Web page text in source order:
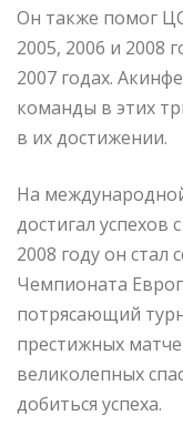
Он также помог
2005, 2006 и 2008
2007 годах.
команды в этих
в их достижении.
На
достигал успехов
2008 году он
Чемпионата
потрясающий
престижных
великолепных
добиться успеха.